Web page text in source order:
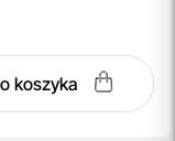
koszyka